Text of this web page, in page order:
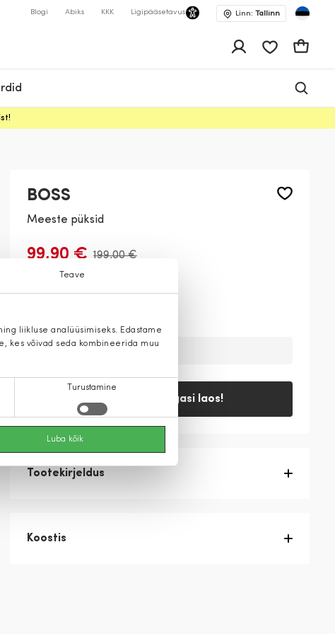
Teave
liikluse analüüsimiseks. Edastame
kes võivad seda kombineerida muu
Turustamine
Luba kõik
Blogi Abiks KKK Ligipääsetavus Linn: Tallinn
BOSS
Meeste püksid
99,90 € 199,00 €
Teavita, kui tagasi laos!
Tootekirjeldus
Koostis